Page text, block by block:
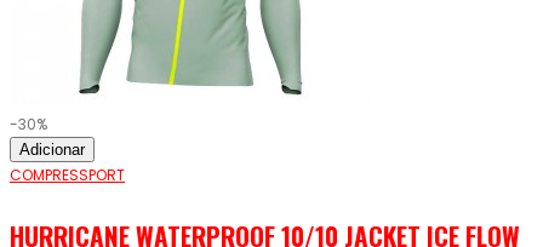
-30%
Adicionar
COMPRESSPORT
HURRICANE WATERPROOF 10/10 JACKET ICE FLOW